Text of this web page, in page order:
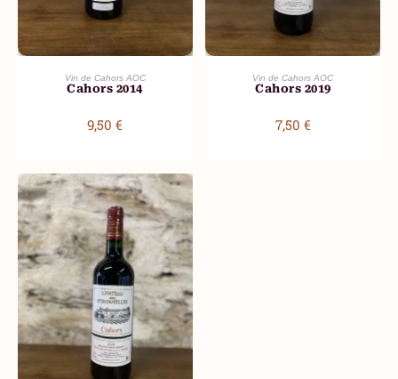
AJOUTER AU PANIER
Vin de Cahors AOC
Cahors 2014
9,50€
AJOUTER AU PANIER
Vin de Cahors AOC
Cahors 2019
7,50 €